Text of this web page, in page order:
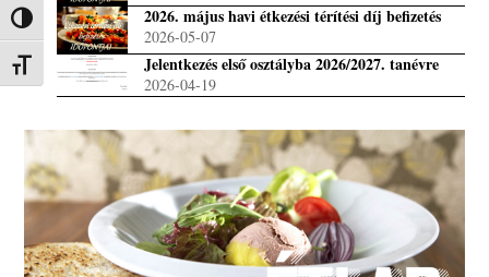
Nagy kontraszt váltása
Betűméret váltása
2026. május havi étkezési térítési díj befizetés
2026-05-07
Jelentkezés első osztályba 2026/2027. tanévre
2026-04-19